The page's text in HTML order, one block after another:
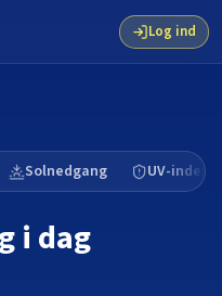
Log ind
Solnedgang UV-indeks
i dag